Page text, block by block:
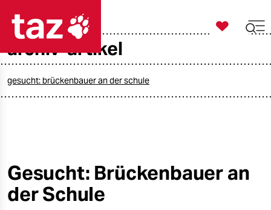
taz zahl ich
öko
gesellschaft

taz zahl ich
archiv-artikel
gesucht: brückenbauer an der schule
Gesucht: Brückenbauer an
der Schule